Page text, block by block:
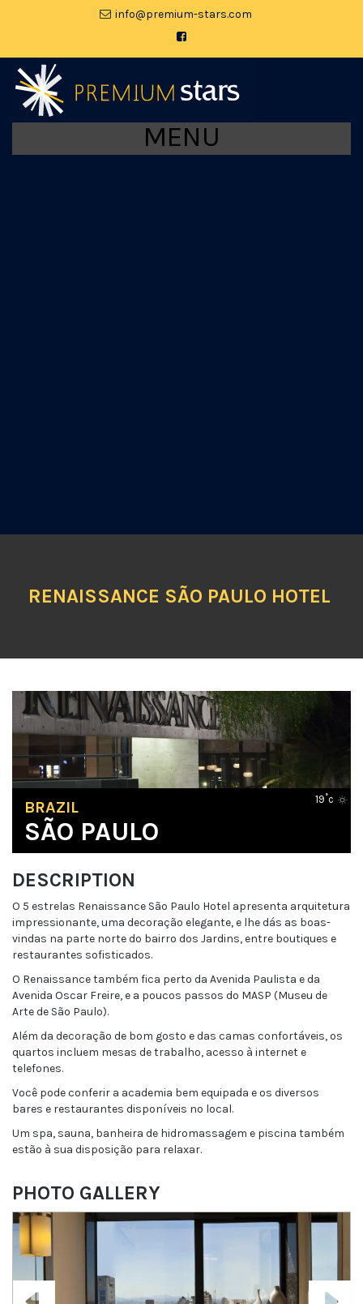
moc.srats-muimerp@ofni
MENU
RENAISSANCE SÃO PAULO HOTEL
19˚c
BRAZIL
SÃO PAULO
DESCRIPTION
O 5 estrelas Renaissance São Paulo Hotel apresenta arquitetura
impressionante, uma decoração elegante, e lhe dás as boas-
vindas na parte norte do bairro dos Jardins, entre boutiques e
restaurantes sofisticados.
O Renaissance também fica perto da Avenida Paulista e da
Avenida Oscar Freire, e a poucos passos do MASP (Museu de
Arte de São Paulo).
Além da decoração de bom gosto e das camas confortáveis, os
quartos incluem mesas de trabalho, acesso à internet e
telefones.
Você pode conferir a academia bem equipada e os diversos
bares e restaurantes disponíveis no local.
Um spa, sauna, banheira de hidromassagem e piscina também
estão à sua disposição para relaxar.
PHOTO GALLERY
Previous Next